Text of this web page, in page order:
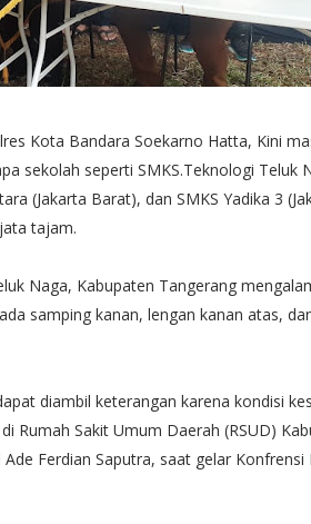
Kota Bandara Soekarno Hatta, Kini
sekolah seperti SMKS.Teknologi Teluk
(Jakarta Barat), dan SMKS Yadika 3
tajam.
Naga, Kabupaten Tangerang
samping kanan, lengan kanan atas,
diambil keterangan karena kondisi
Rumah Sakit Umum Daerah (RSUD)
Ferdian Saputra, saat gelar